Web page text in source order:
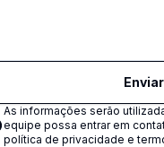
Enviar
As informações serão
equipe possa entrar em
política de privacidade e